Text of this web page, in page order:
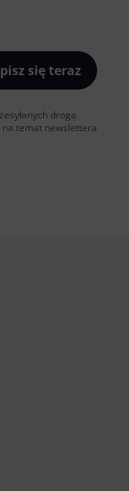
się teraz
drogą
temat newslettera